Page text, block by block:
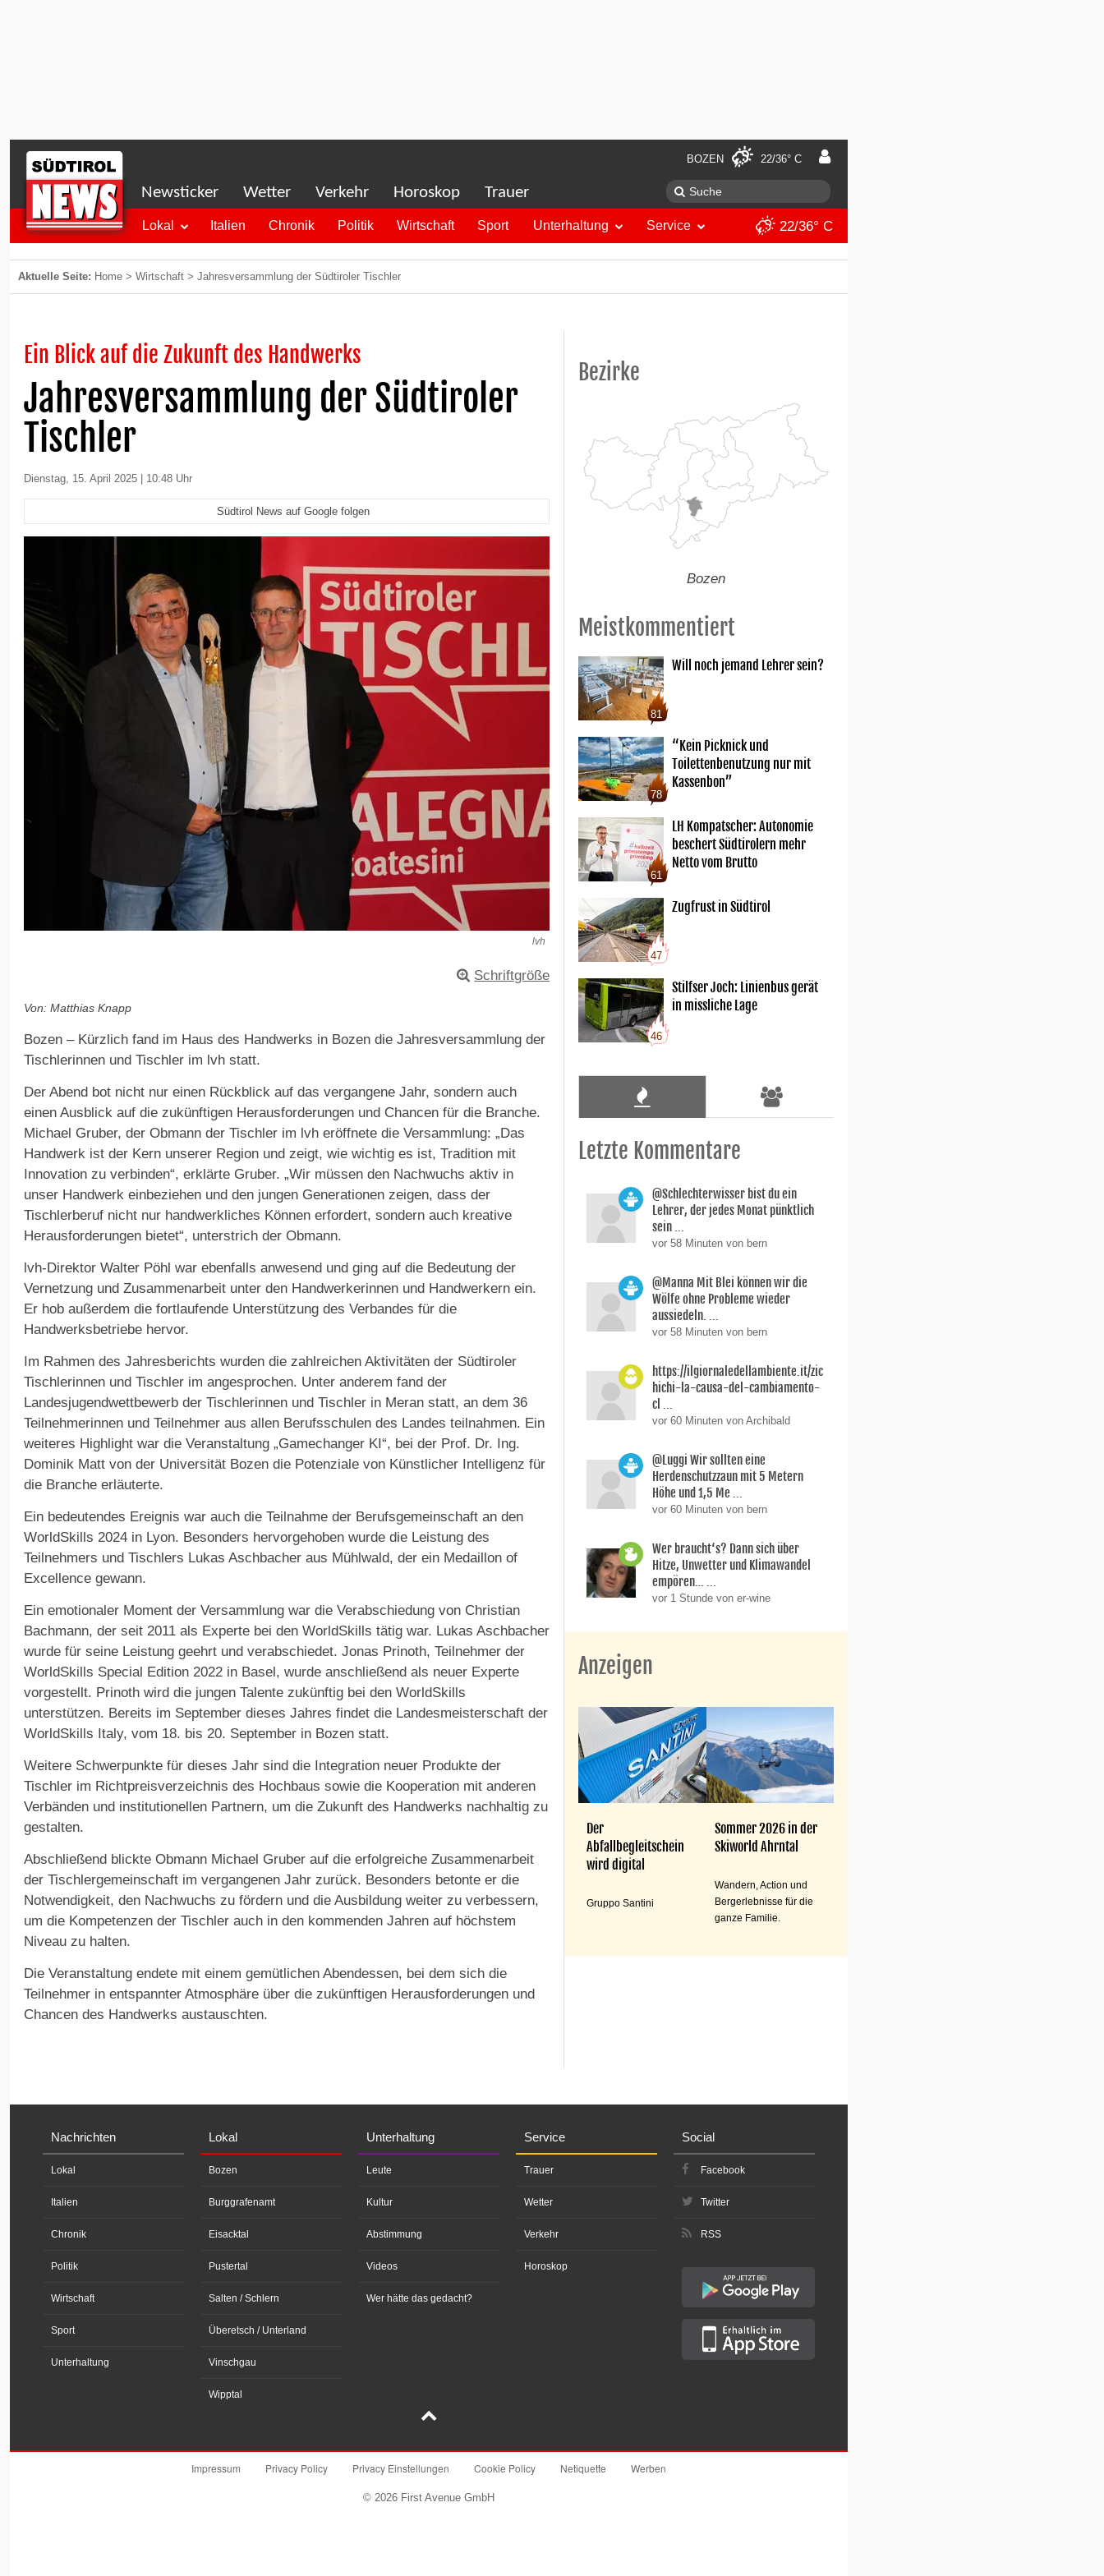
BOZEN 22/36° C
Newsticker Wetter Verkehr Horoskop Trauer
Lokal Italien Chronik Politik Wirtschaft Sport Unterhaltung Service 22/36° C
Aktuelle Seite: Home > Wirtschaft > Jahresversammlung der Südtiroler Tischler
Ein Blick auf die Zukunft des Handwerks
Jahresversammlung der Südtiroler
Tischler
Dienstag, 15. April 2025 | 10:48 Uhr
Südtirol News auf Google folgen
lvh
Schriftgröße
Von: Matthias Knapp
Bozen – Kürzlich fand im Haus des Handwerks in Bozen die Jahresversammlung der
Tischlerinnen und Tischler im lvh statt.
Der Abend bot nicht nur einen Rückblick auf das vergangene Jahr, sondern auch
einen Ausblick auf die zukünftigen Herausforderungen und Chancen für die Branche.
Michael Gruber, der Obmann der Tischler im lvh eröffnete die Versammlung: „Das
Handwerk ist der Kern unserer Region und zeigt, wie wichtig es ist, Tradition mit
Innovation zu verbinden“, erklärte Gruber. „Wir müssen den Nachwuchs aktiv in
unser Handwerk einbeziehen und den jungen Generationen zeigen, dass der
Tischlerberuf nicht nur handwerkliches Können erfordert, sondern auch kreative
Herausforderungen bietet“, unterstrich der Obmann.
lvh-Direktor Walter Pöhl war ebenfalls anwesend und ging auf die Bedeutung der
Vernetzung und Zusammenarbeit unter den Handwerkerinnen und Handwerkern ein.
Er hob außerdem die fortlaufende Unterstützung des Verbandes für die
Handwerksbetriebe hervor.
Im Rahmen des Jahresberichts wurden die zahlreichen Aktivitäten der Südtiroler
Tischlerinnen und Tischler im angesprochen. Unter anderem fand der
Landesjugendwettbewerb der Tischlerinnen und Tischler in Meran statt, an dem 36
Teilnehmerinnen und Teilnehmer aus allen Berufsschulen des Landes teilnahmen. Ein
weiteres Highlight war die Veranstaltung „Gamechanger KI“, bei der Prof. Dr. Ing.
Dominik Matt von der Universität Bozen die Potenziale von Künstlicher Intelligenz für
die Branche erläuterte.
Ein bedeutendes Ereignis war auch die Teilnahme der Berufsgemeinschaft an den
WorldSkills 2024 in Lyon. Besonders hervorgehoben wurde die Leistung des
Teilnehmers und Tischlers Lukas Aschbacher aus Mühlwald, der ein Medaillon of
Excellence gewann.
Ein emotionaler Moment der Versammlung war die Verabschiedung von Christian
Bachmann, der seit 2011 als Experte bei den WorldSkills tätig war. Lukas Aschbacher
wurde für seine Leistung geehrt und verabschiedet. Jonas Prinoth, Teilnehmer der
WorldSkills Special Edition 2022 in Basel, wurde anschließend als neuer Experte
vorgestellt. Prinoth wird die jungen Talente zukünftig bei den WorldSkills
unterstützen. Bereits im September dieses Jahres findet die Landesmeisterschaft der
WorldSkills Italy, vom 18. bis 20. September in Bozen statt.
Weitere Schwerpunkte für dieses Jahr sind die Integration neuer Produkte der
Tischler im Richtpreisverzeichnis des Hochbaus sowie die Kooperation mit anderen
Verbänden und institutionellen Partnern, um die Zukunft des Handwerks nachhaltig zu
gestalten.
Abschließend blickte Obmann Michael Gruber auf die erfolgreiche Zusammenarbeit
der Tischlergemeinschaft im vergangenen Jahr zurück. Besonders betonte er die
Notwendigkeit, den Nachwuchs zu fördern und die Ausbildung weiter zu verbessern,
um die Kompetenzen der Tischler auch in den kommenden Jahren auf höchstem
Niveau zu halten.
Die Veranstaltung endete mit einem gemütlichen Abendessen, bei dem sich die
Teilnehmer in entspannter Atmosphäre über die zukünftigen Herausforderungen und
Chancen des Handwerks austauschten.
Bezirke
Bozen
Meistkommentiert
81
Will noch jemand Lehrer sein?
78
“Kein Picknick und
Toilettenbenutzung nur mit
Kassenbon”
61
LH Kompatscher: Autonomie
beschert Südtirolern mehr
Netto vom Brutto
47
Zugfrust in Südtirol
46
Stilfser Joch: Linienbus gerät
in missliche Lage
Letzte Kommentare
@Schlechterwisser bist du ein
Lehrer, der jedes Monat pünktlich
sein ...
vor 58 Minuten von bern
@Manna Mit Blei können wir die
Wölfe ohne Probleme wieder
aussiedeln. ...
vor 58 Minuten von bern
https://ilgiornaledellambiente.it/zic
hichi-la-causa-del-cambiamento-
cl ...
vor 60 Minuten von Archibald
@Luggi Wir sollten eine
Herdenschutzzaun mit 5 Metern
Höhe und 1,5 Me ...
vor 60 Minuten von bern
Wer braucht‘s? Dann sich über
Hitze, Unwetter und Klimawandel
empören… ...
vor 1 Stunde von er-wine
Anzeigen
Der
Abfallbegleitschein
wird digital
Gruppo Santini
Sommer 2026 in der
Skiworld Ahrntal
Wandern, Action und
Bergerlebnisse für die
ganze Familie.
Nachrichten
Lokal
Italien
Chronik
Politik
Wirtschaft
Sport
Unterhaltung
Lokal
Bozen
Burggrafenamt
Eisacktal
Pustertal
Salten / Schlern
Überetsch / Unterland
Vinschgau
Wipptal
Unterhaltung
Leute
Kultur
Abstimmung
Videos
Wer hätte das gedacht?
Service
Trauer
Wetter
Verkehr
Horoskop
Social
Facebook
Twitter
RSS
Impressum Privacy Policy Privacy Einstellungen Cookie Policy Netiquette Werben
© 2026 First Avenue GmbH